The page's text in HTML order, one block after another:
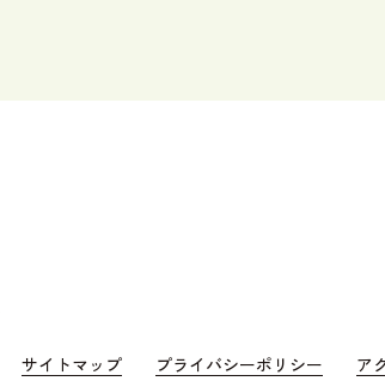
サイトマップ プライバシーポリシー ア